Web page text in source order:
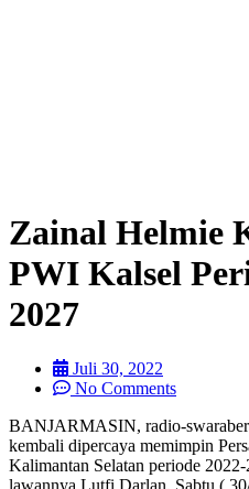
Zainal Helmie
PWI Kalsel
2027
Juli 30, 2022
No Comments
BANJARMASIN, radio-
kembali dipercaya memimpin
Kalimantan Selatan periode
lawannya Lutfi Darlan, Sabtu (